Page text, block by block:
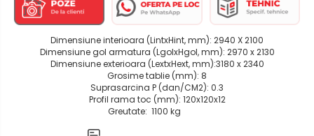
Dimensiune interioara (LintxHint, mm): 2940 X 2100
Dimensiune gol armatura (LgolxHgol, mm): 2970 x 2130
Dimensiune exterioara (LextxHext, mm):3180 x 2340
Grosime tablie (mm): 8
Suprasarcina P (dan/CM2): 0.3
Profil rama toc (mm): 120x120x12
Greutate: 1100 kg